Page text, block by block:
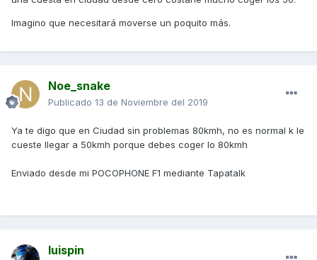
Imagino que necesitará moverse un poquito más.
Noe_snake
Publicado 13 de Noviembre del 2019
Ya te digo que en Ciudad sin problemas 80kmh, no es normal k le
cueste llegar a 50kmh porque debes coger lo 80kmh
Enviado desde mi POCOPHONE F1 mediante Tapatalk
luispin